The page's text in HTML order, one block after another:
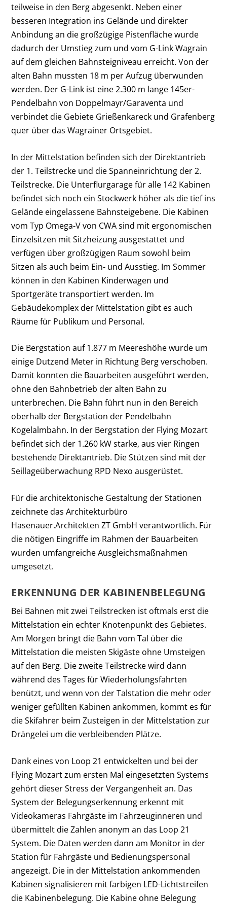
teilweise in den Berg abgesenkt. Neben einer
besseren Integration ins Gelände und direkter
Anbindung an die großzügige Pistenfläche wurde
dadurch der Umstieg zum und vom G-Link Wagrain
auf dem gleichen Bahnsteigniveau erreicht. Von der
alten Bahn mussten 18 m per Aufzug überwunden
werden. Der G-Link ist eine 2.300 m lange 145er-
Pendelbahn von Doppelmayr/Garaventa und
verbindet die Gebiete Grießenkareck und Grafenberg
quer über das Wagrainer Ortsgebiet.
In der Mittelstation befinden sich der Direktantrieb
der 1. Teilstrecke und die Spanneinrichtung der 2.
Teilstrecke. Die Unterflurgarage für alle 142 Kabinen
befindet sich noch ein Stockwerk höher als die tief ins
Gelände eingelassene Bahnsteigebene. Die Kabinen
vom Typ Omega-V von CWA sind mit ergonomischen
Einzelsitzen mit Sitzheizung ausgestattet und
verfügen über großzügigen Raum sowohl beim
Sitzen als auch beim Ein- und Ausstieg. Im Sommer
können in den Kabinen Kinderwagen und
Sportgeräte transportiert werden. Im
Gebäudekomplex der Mittelstation gibt es auch
Räume für Publikum und Personal.
Die Bergstation auf 1.877 m Meereshöhe wurde um
einige Dutzend Meter in Richtung Berg verschoben.
Damit konnten die Bauarbeiten ausgeführt werden,
ohne den Bahnbetrieb der alten Bahn zu
unterbrechen. Die Bahn führt nun in den Bereich
oberhalb der Bergstation der Pendelbahn
Kogelalmbahn. In der Bergstation der Flying Mozart
befindet sich der 1.260 kW starke, aus vier Ringen
bestehende Direktantrieb. Die Stützen sind mit der
Seillageüberwachung RPD Nexo ausgerüstet.
Für die architektonische Gestaltung der Stationen
zeichnete das Architekturbüro
Hasenauer.Architekten ZT GmbH verantwortlich. Für
die nötigen Eingriffe im Rahmen der Bauarbeiten
wurden umfangreiche Ausgleichsmaßnahmen
umgesetzt.
ERKENNUNG DER KABINENBELEGUNG
Bei Bahnen mit zwei Teilstrecken ist oftmals erst die
Mittelstation ein echter Knotenpunkt des Gebietes.
Am Morgen bringt die Bahn vom Tal über die
Mittelstation die meisten Skigäste ohne Umsteigen
auf den Berg. Die zweite Teilstrecke wird dann
während des Tages für Wiederholungsfahrten
benützt, und wenn von der Talstation die mehr oder
weniger gefüllten Kabinen ankommen, kommt es für
die Skifahrer beim Zusteigen in der Mittelstation zur
Drängelei um die verbleibenden Plätze.
Dank eines von Loop 21 entwickelten und bei der
Flying Mozart zum ersten Mal eingesetzten Systems
gehört dieser Stress der Vergangenheit an. Das
System der Belegungserkennung erkennt mit
Videokameras Fahrgäste im Fahrzeuginneren und
übermittelt die Zahlen anonym an das Loop 21
System. Die Daten werden dann am Monitor in der
Station für Fahrgäste und Bedienungspersonal
angezeigt. Die in der Mittelstation ankommenden
Kabinen signalisieren mit farbigen LED-Lichtstreifen
die Kabinenbelegung. Die Kabine ohne Belegung